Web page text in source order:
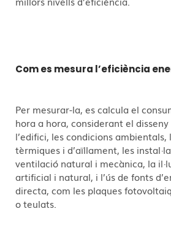
Com es mesura l’eficiència
Per mesurar-la, es calcula el
hora a hora, considerant el
l’edifici, les condicions
tèrmiques i d’aïllament, les
ventilació natural i mecànica, la
artificial i natural, i l’ús de fonts
directa, com les plaques
o teulats.